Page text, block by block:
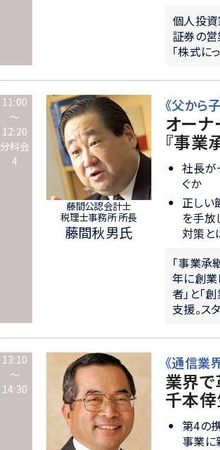
個人投資
証券の営
「株式に
11:00
～
12:20
分科会
4
藤間公認会計士
税理士事務所 所長
藤間秋男氏
《父から
オー
『事業
社長が
ぐか
正しい
を手放
対策と
「事業承
年に創業
者」と「
支援。ス
13:10
～
14:30
《通信業
業界
千本倖
第4の
事業に